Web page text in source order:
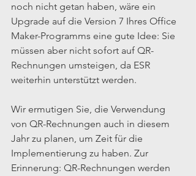
noch nicht getan haben, wäre ein
Upgrade auf die Version 7 Ihres Office
Maker-Programms eine gute Idee: Sie
müssen aber nicht sofort auf QR-
Rechnungen umsteigen, da ESR
weiterhin unterstützt werden.
Wir ermutigen Sie, die Verwendung
von QR-Rechnungen auch in diesem
Jahr zu planen, um Zeit für die
Implementierung zu haben. Zur
Erinnerung: QR-Rechnungen werden